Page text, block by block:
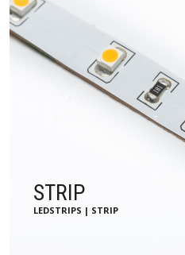
STRIP
LEDSTRIPS | STRIP